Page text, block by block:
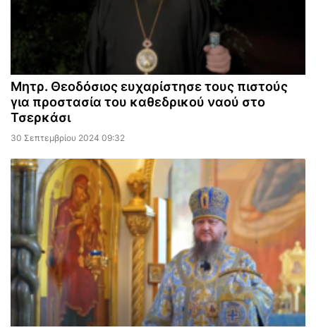
Μητρ. Θεοδόσιος ευχαρίστησε τους πιστούς
για προστασία του καθεδρικού ναού στο
Τσερκάσι
30 Σεπτεμβρίου 2024 09:32